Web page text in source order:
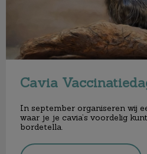
Cavia
In september organiseren wij
waar je je cavia’s voordelig
bordetella.